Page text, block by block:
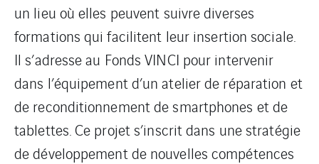
un lieu où elles peuvent suivre diverses
formations qui facilitent leur insertion sociale.
Il s’adresse au Fonds VINCI pour intervenir
dans l’équipement d’un atelier de réparation et
de reconditionnement de smartphones et de
tablettes. Ce projet s’inscrit dans une stratégie
de développement de nouvelles compétences